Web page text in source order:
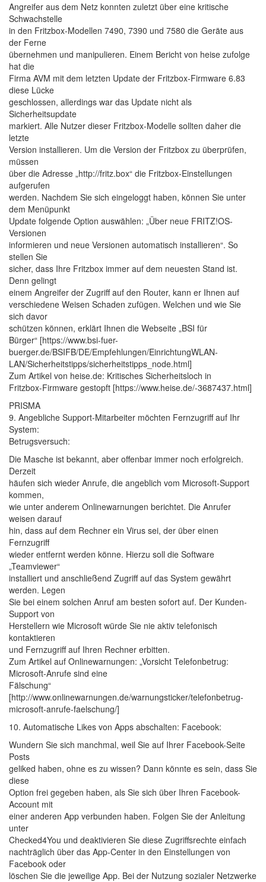
Angreifer aus dem Netz konnten zuletzt über eine kritische
Schwachstelle
in den Fritzbox-Modellen 7490, 7390 und 7580 die Geräte aus
der Ferne
übernehmen und manipulieren. Einem Bericht von heise zufolge
hat die
Firma AVM mit dem letzten Update der Fritzbox-Firmware 6.83
diese Lücke
geschlossen, allerdings war das Update nicht als
Sicherheitsupdate
markiert. Alle Nutzer dieser Fritzbox-Modelle sollten daher die
letzte
Version installieren. Um die Version der Fritzbox zu überprüfen,
müssen
über die Adresse „http://fritz.box“ die Fritzbox-Einstellungen
aufgerufen
werden. Nachdem Sie sich eingeloggt haben, können Sie unter
dem Menüpunkt
Update folgende Option auswählen: „Über neue FRITZ!OS-
Versionen
informieren und neue Versionen automatisch installieren“. So
stellen Sie
sicher, dass Ihre Fritzbox immer auf dem neuesten Stand ist.
Denn gelingt
einem Angreifer der Zugriff auf den Router, kann er Ihnen auf
verschiedene Weisen Schaden zufügen. Welchen und wie Sie
sich davor
schützen können, erklärt Ihnen die Webseite „BSI für
Bürger“ [https://www.bsi-fuer-
buerger.de/BSIFB/DE/Empfehlungen/EinrichtungWLAN-
LAN/Sicherheitstipps/sicherheitstipps_node.html]
Zum Artikel von heise.de: Kritisches Sicherheitsloch in
Fritzbox-Firmware gestopft [https://www.heise.de/-3687437.html]
PRISMA
9. Angebliche Support-Mitarbeiter möchten Fernzugriff auf Ihr
System:
Betrugsversuch:
Die Masche ist bekannt, aber offenbar immer noch erfolgreich.
Derzeit
häufen sich wieder Anrufe, die angeblich vom Microsoft-Support
kommen,
wie unter anderem Onlinewarnungen berichtet. Die Anrufer
weisen darauf
hin, dass auf dem Rechner ein Virus sei, der über einen
Fernzugriff
wieder entfernt werden könne. Hierzu soll die Software
„Teamviewer“
installiert und anschließend Zugriff auf das System gewährt
werden. Legen
Sie bei einem solchen Anruf am besten sofort auf. Der Kunden-
Support von
Herstellern wie Microsoft würde Sie nie aktiv telefonisch
kontaktieren
und Fernzugriff auf Ihren Rechner erbitten.
Zum Artikel auf Onlinewarnungen: „Vorsicht Telefonbetrug:
Microsoft-Anrufe sind eine
Fälschung“
[http://www.onlinewarnungen.de/warnungsticker/telefonbetrug-
microsoft-anrufe-faelschung/]
10. Automatische Likes von Apps abschalten: Facebook:
Wundern Sie sich manchmal, weil Sie auf Ihrer Facebook-Seite
Posts
geliked haben, ohne es zu wissen? Dann könnte es sein, dass Sie
diese
Option frei gegeben haben, als Sie sich über Ihren Facebook-
Account mit
einer anderen App verbunden haben. Folgen Sie der Anleitung
unter
Checked4You und deaktivieren Sie diese Zugriffsrechte einfach
nachträglich über das App-Center in den Einstellungen von
Facebook oder
löschen Sie die jeweilige App. Bei der Nutzung sozialer Netzwerke